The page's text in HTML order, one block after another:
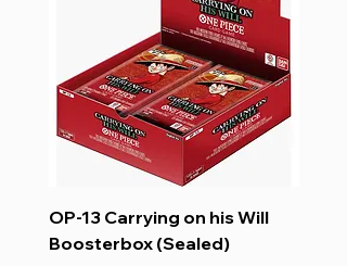
OP-13 Carrying on his Will
Boosterbox (Sealed)